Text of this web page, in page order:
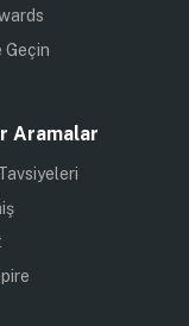
Geçin
Aramalar